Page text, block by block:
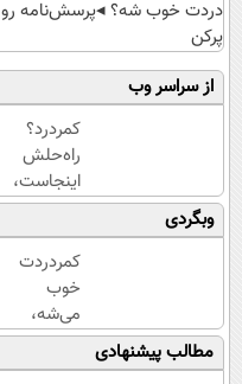
دردت خوب شه؟ ◂پرسش‌نامه رو
پرکن
از سراسر وب
کمردرد؟
راه‌حلش
اینجاست،
نه توی
داروخونه
وبگردی
کمردردت
خوب
می‌شه،
اگر این
پرسشنامه
مطالب پیشنهادی